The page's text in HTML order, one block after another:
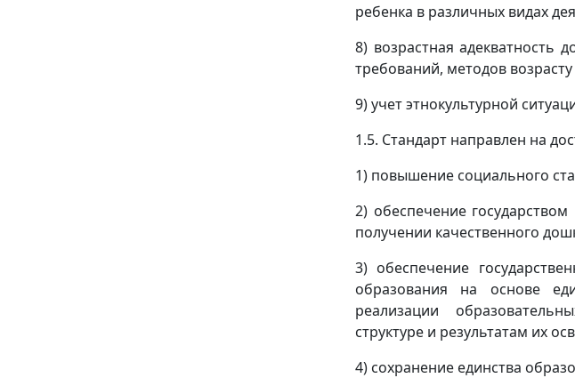
ребенка в различных видах
8) возрастная адекватность
требований, методов
9) учет этнокультурной
1.5. Стандарт направлен на
1) повышение социального
2) обеспечение
получении качественного
3) обеспечение
образования на основе
реализации
структуре и результатам их
4) сохранение единства